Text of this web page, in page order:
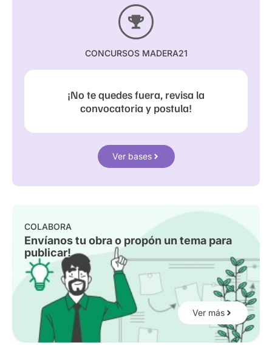
CONCURSOS MADERA21
¡No te quedes fuera, revisa la
convocatoria y postula!
Ver bases
COLABORA
Envíanos tu obra o propón un tema para
publicar!
Ver más